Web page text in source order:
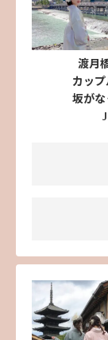
渡月
カッ
坂が